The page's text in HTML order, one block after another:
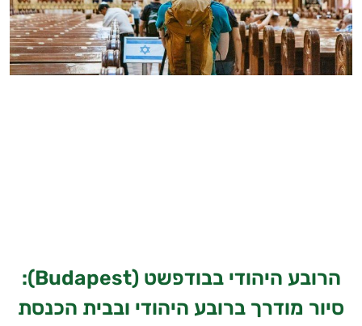
הרובע היהודי בבודפשט (Budapest):
סיור מודרך ברובע היהודי ובבית הכנסת